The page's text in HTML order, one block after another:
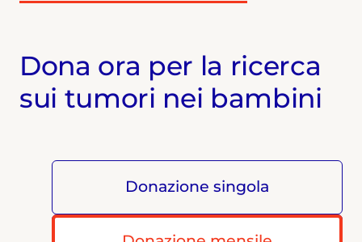
Dona ora per la ricerca
sui tumori nei bambini
Donazione singola